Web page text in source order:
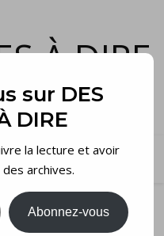
À DIRE
sur DES
DIRE
la lecture et avoir
des archives.
Abonnez-vous